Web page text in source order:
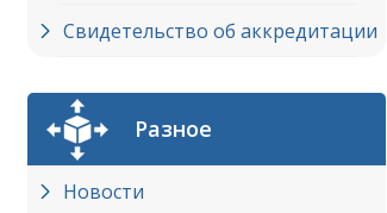
Свидетельство об аккредитации
Разное
Новости